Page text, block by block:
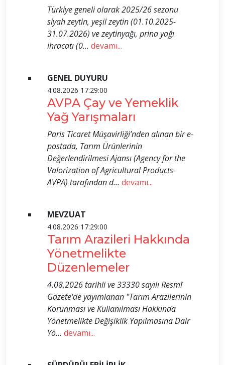
Türkiye geneli olarak 2025/26 sezonu
siyah zeytin, yeşil zeytin (01.10.2025-
31.07.2026) ve zeytinyağı, prina yağı
ihracatı (0... devamı...
GENEL DUYURU
4.08.2026 17:29:00
AVPA Çay ve Yemeklik
Yağ Yarışmaları
Paris Ticaret Müşavirliği’nden alınan bir e-
postada, Tarım Ürünlerinin
Değerlendirilmesi Ajansı (Agency for the
Valorization of Agricultural Products-
AVPA) tarafından d... devamı...
MEVZUAT
4.08.2026 17:29:00
Tarım Arazileri Hakkında
Yönetmelikte
Düzenlemeler
4.08.2026 tarihli ve 33330 sayılı Resmî
Gazete'de yayımlanan "Tarım Arazilerinin
Korunması ve Kullanılması Hakkında
Yönetmelikte Değişiklik Yapılmasına Dair
Yö... devamı...